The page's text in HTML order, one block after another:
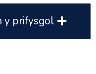
y prifysgol